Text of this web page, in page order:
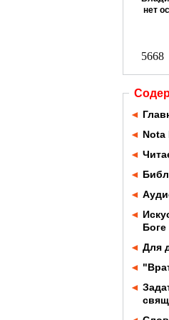
нет
5668
◄
◄ Nota
◄
◄
◄
◄
Боге
◄ Для
◄
◄